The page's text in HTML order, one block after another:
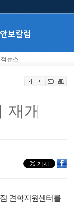
뉴스
재개
견학지원센터를